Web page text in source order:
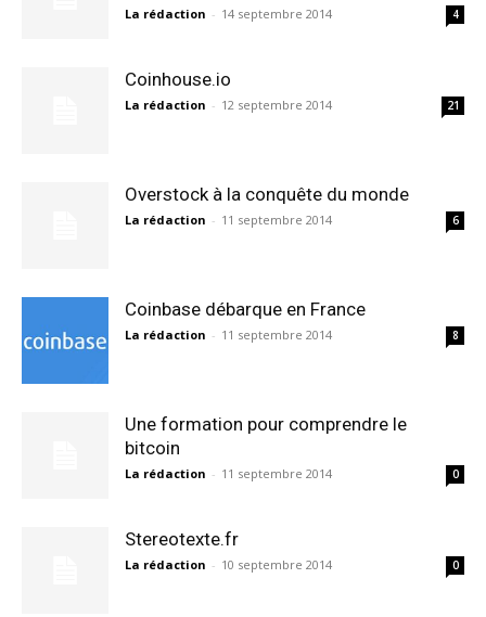
La rédaction - 14 septembre 2014 4
Coinhouse.io
La rédaction - 12 septembre 2014 21
Overstock à la conquête du monde
La rédaction - 11 septembre 2014 6
Coinbase débarque en France
La rédaction - 11 septembre 2014 8
Une formation pour comprendre le
bitcoin
La rédaction - 11 septembre 2014 0
Stereotexte.fr
La rédaction - 10 septembre 2014 0